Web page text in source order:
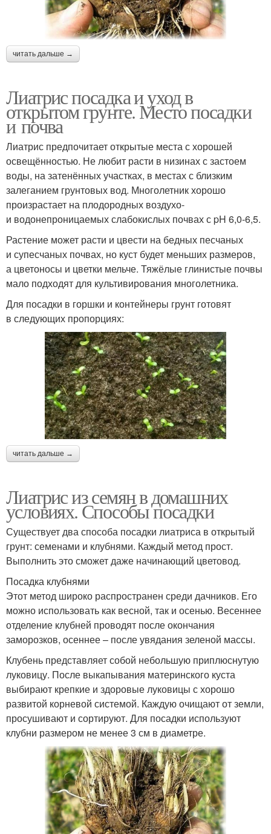
читать дальше →
Лиатрис посадка и уход в
открытом грунте. Место посадки
и почва
Лиатрис предпочитает открытые места с хорошей
освещённостью. Не любит расти в низинах с застоем
воды, на затенённых участках, в местах с близким
залеганием грунтовых вод. Многолетник хорошо
произрастает на плодородных воздухо-
и водонепроницаемых слабокислых почвах с pH 6,0-6,5.
Растение может расти и цвести на бедных песчаных
и супесчаных почвах, но куст будет меньших размеров,
а цветоносы и цветки мельче. Тяжёлые глинистые почвы
мало подходят для культивирования многолетника.
Для посадки в горшки и контейнеры грунт готовят
в следующих пропорциях:
читать дальше →
Лиатрис из семян в домашних
условиях. Способы посадки
Существует два способа посадки лиатриса в открытый
грунт: семенами и клубнями. Каждый метод прост.
Выполнить это сможет даже начинающий цветовод.
Посадка клубнями
Этот метод широко распространен среди дачников. Его
можно использовать как весной, так и осенью. Весеннее
отделение клубней проводят после окончания
заморозков, осеннее – после увядания зеленой массы.
Клубень представляет собой небольшую приплюснутую
луковицу. После выкапывания материнского куста
выбирают крепкие и здоровые луковицы с хорошо
развитой корневой системой. Каждую очищают от земли,
просушивают и сортируют. Для посадки используют
клубни размером не менее 3 см в диаметре.